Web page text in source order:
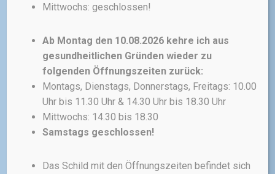
Magura MT Sport
Die Magura MT8 SL ist das
Performance Flaggschiff für
Cross Country und Marathon
Wettkämpfe: Super leicht durch
des ergonomischen 1-Finger
Mittwochs: geschlossen!
Ab Montag den 10.08.2026 kehre ich aus
gesundheitlichen Gründen wieder zu
folgenden Öffnungszeiten zurück:
Montags, Dienstags, Donnerstags, Freitags: 10.00
Uhr bis 11.30 Uhr & 14.30 Uhr bis 18.30 Uhr
Mittwochs: 14.30 bis 18.30
Samstags geschlossen!
Das Schild mit den Öffnungszeiten befindet sich